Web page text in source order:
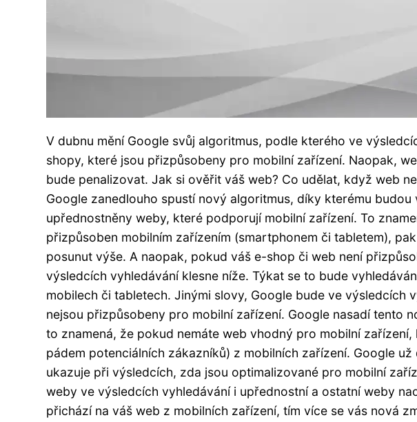
V dubnu mění Google svůj algoritmus, podle kterého ve
shopy, které jsou přizpůsobeny pro mobilní zařízení. Naopak,
bude penalizovat. Jak si ověřit váš web? Co udělat, když web
Google zanedlouho spustí nový algoritmus, díky kterému
upřednostněny weby, které podporují mobilní zařízení. To
přizpůsoben mobilním zařízením (smartphonem či tabletem),
posunut výše. A naopak, pokud váš e-shop či web není
výsledcích vyhledávání klesne níže. Týkat se to bude
mobilech či tabletech. Jinými slovy, Google bude ve výsledcích
nejsou přizpůsobeny pro mobilní zařízení. Google nasadí tento
to znamená, že pokud nemáte web vhodný pro mobilní
pádem potenciálních zákazníků) z mobilních zařízení. Google
ukazuje při výsledcích, zda jsou optimalizované pro mobilní
weby ve výsledcích vyhledávání i upřednostní a ostatní weby
přichází na váš web z mobilních zařízení, tím více se vás nová